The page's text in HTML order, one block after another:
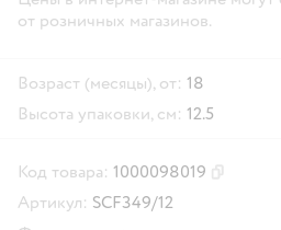
от розничных магазинов.
Возраст (месяцы), от: 18
Высота упаковки, см: 12.5
Код товара: 1000098019
Артикул: SCF349/12